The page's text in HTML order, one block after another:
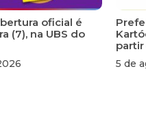
oficial é
(7), na UBS do
partir
5 de